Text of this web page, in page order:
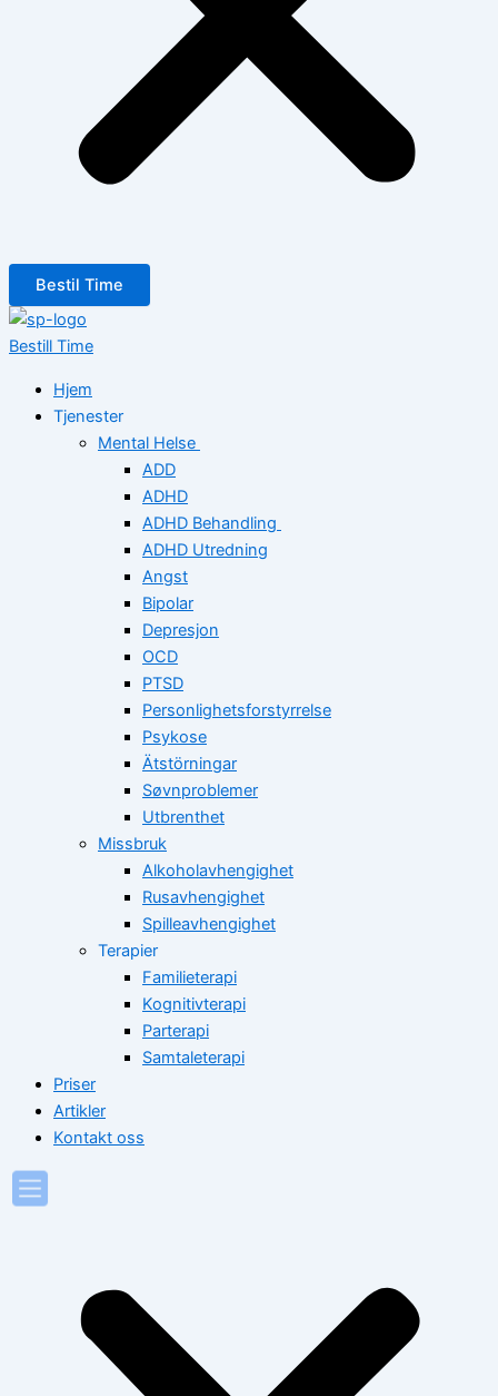
Bestil Time
Bestill Time
Hjem
Tjenester
Mental Helse
ADD
ADHD
ADHD Behandling
ADHD Utredning
Angst
Bipolar
Depresjon
OCD
PTSD
Personlighetsforstyrrelse
Psykose
Ätstörningar
Søvnproblemer
Utbrenthet
Missbruk
Alkoholavhengighet
Rusavhengighet
Spilleavhengighet
Terapier
Familieterapi
Kognitivterapi
Parterapi
Samtaleterapi
Priser
Artikler
Kontakt oss